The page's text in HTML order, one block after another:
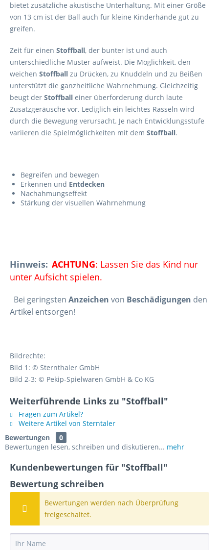
bietet zusätzliche akustische Unterhaltung. Mit einer Größe
von 13 cm ist der Ball auch für kleine Kinderhände gut zu
greifen.
Zeit für einen Stoffball, der bunter ist und auch
unterschiedliche Muster aufweist. Die Möglichkeit, den
weichen Stoffball zu Drücken, zu Knuddeln und zu Beißen
unterstützt die ganzheitliche Wahrnehmung. Gleichzeitig
beugt der Stoffball einer überforderung durch laute
Zusatzgeräusche vor. Lediglich ein leichtes Rasseln wird
durch die Bewegung verursacht. Je nach Entwicklungsstufe
variieren die Spielmöglichkeiten mit dem Stoffball.
Begreifen und bewegen
Erkennen und Entdecken
Nachahmungseffekt
Stärkung der visuellen Wahrnehmung
Hinweis: ACHTUNG: Lassen Sie das Kind nur
unter Aufsicht spielen.
Bei geringsten Anzeichen von Beschädigungen den
Artikel entsorgen!
Bildrechte:
Bild 1: © Sternthaler GmbH
Bild 2-3: © Pekip-Spielwaren GmbH & Co KG
Weiterführende Links zu "Stoffball"
Fragen zum Artikel?
Weitere Artikel von Sterntaler
Bewertungen
0
Bewertungen lesen, schreiben und diskutieren... mehr
Kundenbewertungen für "Stoffball"
Bewertung schreiben
Bewertungen werden nach Überprüfung
freigeschaltet.